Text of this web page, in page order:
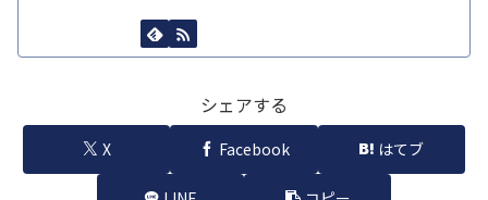
シェアする
X Facebook はてブ